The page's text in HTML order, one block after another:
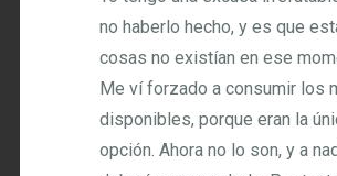
no haberlo hecho, y es que
cosas no existían en ese
Me ví forzado a consumir los
disponibles, porque eran la
opción. Ahora no lo son, y a